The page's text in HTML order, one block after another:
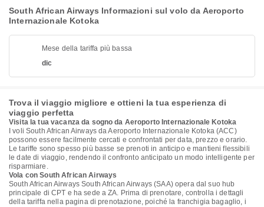
South African Airways Informazioni sul volo da Aeroporto
Internazionale Kotoka
Mese della tariffa più bassa
dic
Trova il viaggio migliore e ottieni la tua esperienza di
viaggio perfetta
Visita la tua vacanza da sogno da Aeroporto Internazionale Kotoka
I voli South African Airways da Aeroporto Internazionale Kotoka (ACC)
possono essere facilmente cercati e confrontati per data, prezzo e orario.
Le tariffe sono spesso più basse se prenoti in anticipo e mantieni flessibili
le date di viaggio, rendendo il confronto anticipato un modo intelligente per
risparmiare.
Vola con South African Airways
South African Airways South African Airways (SAA) opera dal suo hub
principale di CPT e ha sede a ZA. Prima di prenotare, controlla i dettagli
della tariffa nella pagina di prenotazione, poiché la franchigia bagaglio, i